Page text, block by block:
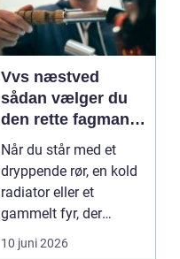
Vvs næstved
sådan vælger du
den rette fagmand
til vand, varme og
energi
Når du står med et
dryppende rør, en kold
radiator eller et
gammelt fyr, der
synger på sidste vers,
10 juni 2026